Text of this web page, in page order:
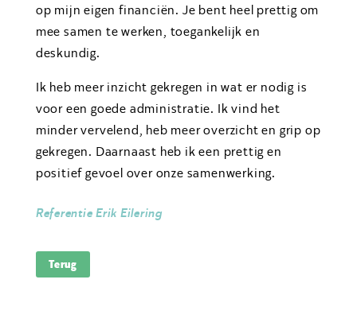
op mijn eigen financiën. Je bent heel prettig om
mee samen te werken, toegankelijk en
deskundig.
Ik heb meer inzicht gekregen in wat er nodig is
voor een goede administratie. Ik vind het
minder vervelend, heb meer overzicht en grip op
gekregen. Daarnaast heb ik een prettig en
positief gevoel over onze samenwerking.
Referentie Erik Eilering
Terug